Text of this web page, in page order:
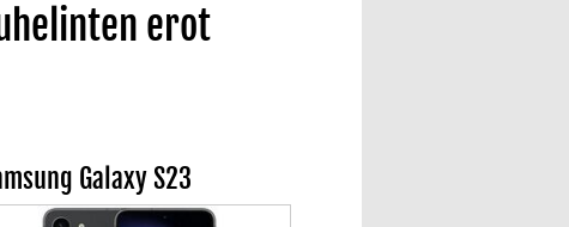
erot
Galaxy S23